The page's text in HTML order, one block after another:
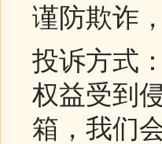
谨防欺诈
投诉方式
权益受到
箱，我们